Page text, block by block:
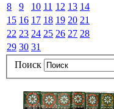
8
9 10 11 12 13 14
15 16 17 18 19 20 21
22 23 24 25 26 27 28
29 30 31
Поиск